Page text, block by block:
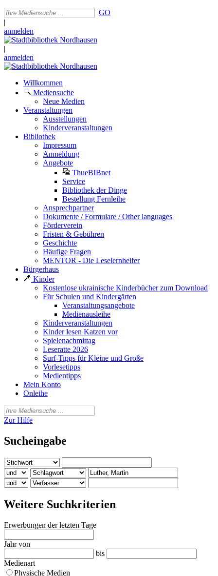
GO
|
anmelden
|
anmelden
Willkommen
Mediensuche
Neue Medien
Veranstaltungen
Ausstellungen
Kinderveranstaltungen
Bibliothek
Impressum
Anmeldung
Angebote
ThueBIBnet
Service
Bibliothek der Dinge
Bestellung Fernleihe
Ansprechpartner
Dokumente / Formulare / Other languages
Förderverein
Fristen & Gebühren
Geschichte
Häufige Fragen
MENTOR - Die Leselernhelfer
Bürgerhaus
Kinder
Kostenlose ukrainische Kinderbücher zum Download
Für Schulen und Kindergärten
Veranstaltungsangebote
Medienausleihe
Kinderveranstaltungen
Kinder lesen Katzen vor
Spielenachmittag
Leseratte 2026
Surf-Tipps für Kleine und Große
Vorlesetipps
Medientipps
Mein Konto
Onleihe
Zur Hilfe
Sucheingabe
Weitere Suchkriterien
Erwerbungen der letzten Tage
Jahr von
bis
Medienart
Physische Medien